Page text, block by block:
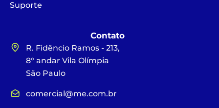
Suporte
Contato
R. Fidêncio Ramos - 213,
8° andar Vila Olímpia
São Paulo
comercial@me.com.br